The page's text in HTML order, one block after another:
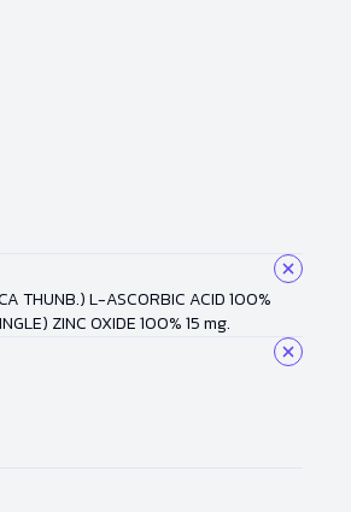
THUNB.) L-ASCORBIC ACID 100%
ZINC OXIDE 100% 15 mg.